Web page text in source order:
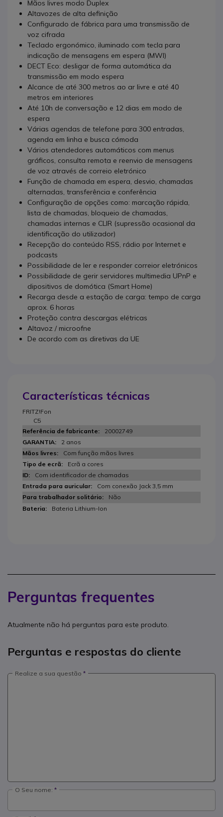
Mãos livres modo Duplex
Altavozes de alta definição
Configurado de fábrica para uma transmissão de
voz cifrada
Teclado ergonómico, iluminado com tecla para
indicação de mensagens em espera (MWI)
DECT Eco: desligar de forma automática da
transmissão em modo espera
Alcance de até 300 metros ao ar livre e até 40
metros em interiores
Até 10h de conversação e 12 dias em modo de
espera
Várias agendas de telefone para 300 entradas,
agenda em linha e busca cómoda
Vários atendedores automáticos com menus
gráficos, consulta remota e reenvio de mensagens
de voz através de correio eletrónico
Função de chamada em espera, desvio, chamadas
alternadas, transferência e conferência
Configuração de opções como: marcação rápida,
lista de chamadas, bloqueio de chamadas,
chamadas internas e CLIR (supressão ocasional da
identificação do utilizador)
Recepção do conteúdo RSS, rádio por Internet e
podcasts
Possibilidade de ler e responder correior eletrónicos
Possibilidade de gerir servidores multimedia UPnP e
dipositivos de domótica (Smart Home)
Recarga desde a estação de carga: tempo de carga
aprox. 6 horas
Proteção contra descargas elétricas
Altavoz / microofne
De acordo com as diretivas da UE
Características técnicas
FRITZ!Fon
C5
20002749
2 anos
Com função mãos livres
Ecrã a cores
Com identificador de chamadas
Com conexão Jack 3,5 mm
Não
Bateria Lithium-Ion
Perguntas frequentes
Atualmente não há perguntas para este produto.
Perguntas e respostas do cliente
Realize a sua questão
O Seu nome: